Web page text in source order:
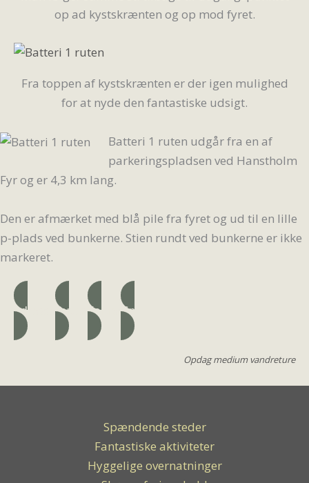
op ad kystskrænten og op mod fyret.
Fra toppen af kystskrænten er der igen mulighed
for at nyde den fantastiske udsigt.
Batteri 1 ruten udgår fra en af
parkeringspladsen ved Hanstholm
Fyr og er 4,3 km lang.
Den er afmærket med blå pile fra fyret og ud til en lille
p-plads ved bunkerne. Stien rundt ved bunkerne er ikke
markeret.
Adresse Ruten Folder Gpx
Opdag medium vandreture
Spændende steder
Fantastiske aktiviteter
Hyggelige overnatninger